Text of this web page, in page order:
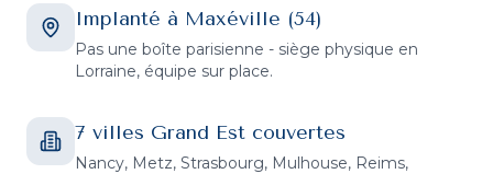
Implanté à Maxéville (54)
Pas une boîte parisienne - siège physique en
Lorraine, équipe sur place.
7 villes Grand Est couvertes
Nancy, Metz, Strasbourg, Mulhouse, Reims,